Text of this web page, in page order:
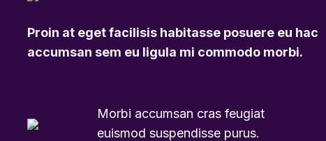
Proin at eget facilisis habitasse posuere eu hac
accumsan sem eu ligula mi commodo morbi.
Morbi accumsan cras feugiat
euismod suspendisse purus.